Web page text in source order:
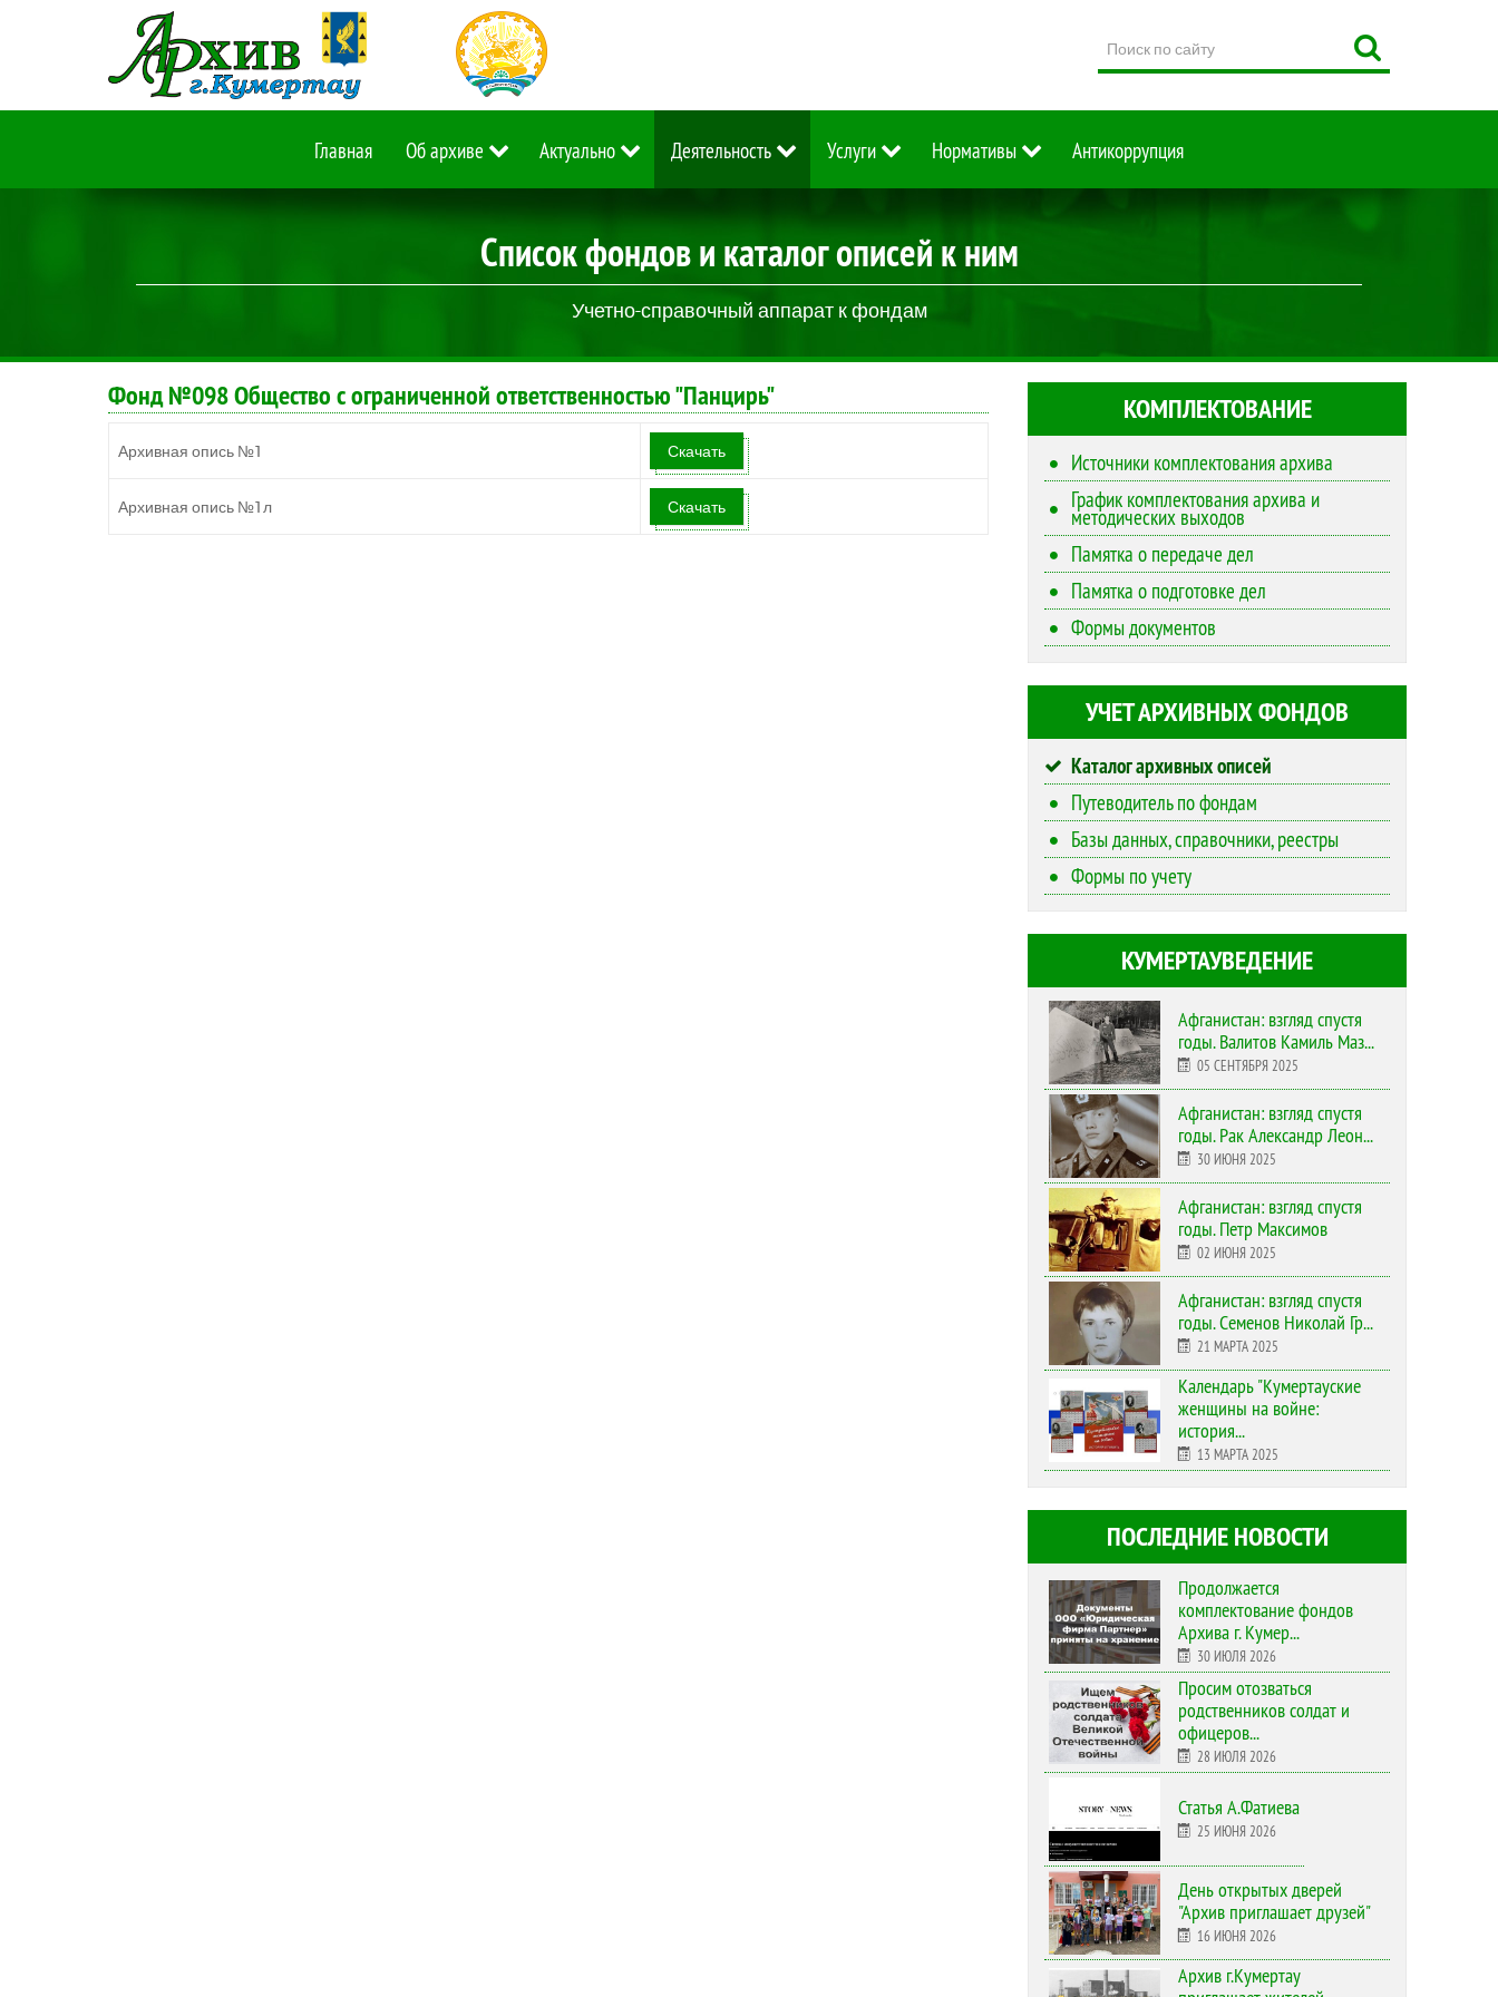
по
сайту
Главная Об архиве Актуально Деятельность Услуги Нормативы Антикоррупция
Список фондов и каталог описей к ним
Учетно-справочный аппарат к фондам
Фонд №098 Общество с ограниченной ответственностью "Панцирь"
Архивная опись №1 Скачать
Архивная опись №1л Скачать
КОМПЛЕКТОВАНИЕ
Источники комплектования архива
График комплектования архива и
методических выходов
Памятка о передаче дел
Памятка о подготовке дел
Формы документов
УЧЕТ АРХИВНЫХ ФОНДОВ
Каталог архивных описей
Путеводитель по фондам
Базы данных, справочники, реестры
Формы по учету
КУМЕРТАУВЕДЕНИЕ
Афганистан: взгляд спустя
годы. Валитов Камиль Маз...
05 СЕНТЯБРЯ 2025
Афганистан: взгляд спустя
годы. Рак Александр Леон...
30 ИЮНЯ 2025
Афганистан: взгляд спустя
годы. Петр Максимов
02 ИЮНЯ 2025
Афганистан: взгляд спустя
годы. Семенов Николай Гр...
21 МАРТА 2025
Календарь "Кумертауские
женщины на войне:
история...
13 МАРТА 2025
ПОСЛЕДНИЕ НОВОСТИ
Продолжается
комплектование фондов
Архива г. Кумер...
30 ИЮЛЯ 2026
Просим отозваться
родственников солдат и
офицеров...
28 ИЮЛЯ 2026
Статья А.Фатиева
25 ИЮНЯ 2026
День открытых дверей
"Архив приглашает друзей"
16 ИЮНЯ 2026
Архив г.Кумертау